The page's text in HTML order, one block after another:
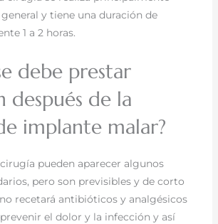
y tiene una duración de
1 a 2 horas.
debe prestar
después de la
implante malar?
pueden aparecer algunos
pero son previsibles y de corto
recetará antibióticos y analgésicos
el dolor y la infección y así